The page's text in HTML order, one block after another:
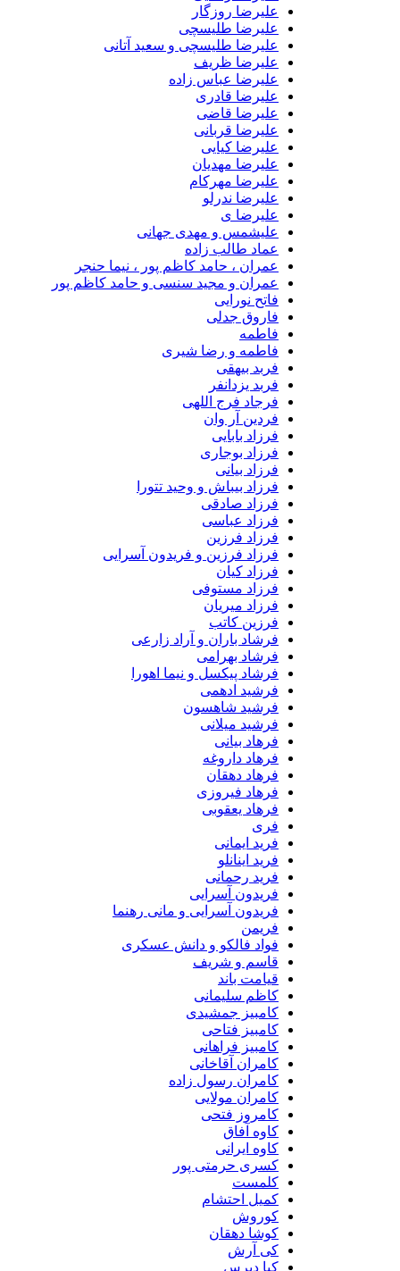
علیرضا روزگار
علیرضا طلیسچی
علیرضا طلیسچی و سعید آتانی
علیرضا ظریف
علیرضا عباس زاده
علیرضا قادری
علیرضا قاضی
علیرضا قربانی
علیرضا کیایی
علیرضا مهدیان
علیرضا مهرکام
علیرضا ندرلو
علیرضا ی
علیشمس و مهدی جهانی
عماد طالب زاده
عمران ، حامد کاظم پور ، نیما حنجر
عمران و مجید سنسی و حامد کاظم پور
فاتح نورایی
فاروق جدلی
فاطمه
فاطمه و رضا شیری
فربد بیهقی
فربد یزدانفر
فرجاد فرج اللهی
فردین آر وان
فرزاد بابایی
فرزاد بوجاری
فرزاد بیانی
فرزاد بیباش و وحید تتورا
فرزاد صادقی
فرزاد عباسی
فرزاد فرزین
فرزاد فرزین و فریدون آسرایی
فرزاد کیان
فرزاد مستوفی
فرزاد میریان
فرزین کاتب
فرشاد باران و آراد زارعی
فرشاد بهرامی
فرشاد پیکسل و نیما اهورا
فرشید ادهمی
فرشید شاهسون
فرشید میلانی
فرهاد بیانی
فرهاد داروغه
فرهاد دهقان
فرهاد فیروزی
فرهاد یعقوبی
فری
فرید ایمانی
فرید اینانلو
فرید رحمانی
فریدون آسرایی
فریدون آسرایی و مانی رهنما
فریمن
فواد فالکو و دانش عسکری
قاسم و شریف
قیامت باند
کاظم سلیمانی
کامبیز جمشیدی
کامبیز فتاحی
کامبیز فراهانی
کامران آقاخانی
کامران رسول زاده
کامران مولایی
کامروز فتحی
کاوه آفاق
کاوه ایرانی
کسری حرمتی پور
کلمست
کمیل احتشام
کوروش
کوشا دهقان
کی آرش
کیا دپرس